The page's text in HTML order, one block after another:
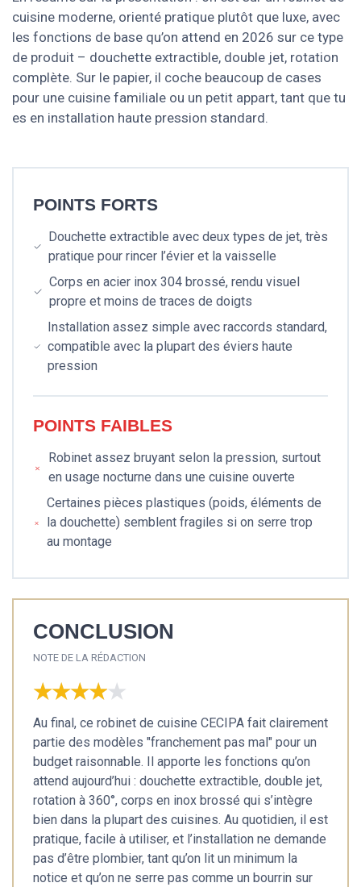
cuisine moderne, orienté pratique plutôt que luxe, avec
les fonctions de base qu’on attend en 2026 sur ce type
de produit – douchette extractible, double jet, rotation
complète. Sur le papier, il coche beaucoup de cases
pour une cuisine familiale ou un petit appart, tant que tu
es en installation haute pression standard.
POINTS FORTS
Douchette extractible avec deux types de jet, très
pratique pour rincer l’évier et la vaisselle
Corps en acier inox 304 brossé, rendu visuel
propre et moins de traces de doigts
Installation assez simple avec raccords standard,
compatible avec la plupart des éviers haute
pression
POINTS FAIBLES
Robinet assez bruyant selon la pression, surtout
en usage nocturne dans une cuisine ouverte
Certaines pièces plastiques (poids, éléments de
la douchette) semblent fragiles si on serre trop
au montage
CONCLUSION
NOTE DE LA RÉDACTION
★★★★★
★★★★★
Au final, ce robinet de cuisine CECIPA fait clairement
partie des modèles "franchement pas mal" pour un
budget raisonnable. Il apporte les fonctions qu’on
attend aujourd’hui : douchette extractible, double jet,
rotation à 360°, corps en inox brossé qui s’intègre
bien dans la plupart des cuisines. Au quotidien, il est
pratique, facile à utiliser, et l’installation ne demande
pas d’être plombier, tant qu’on lit un minimum la
notice et qu’on ne serre pas comme un bourrin sur